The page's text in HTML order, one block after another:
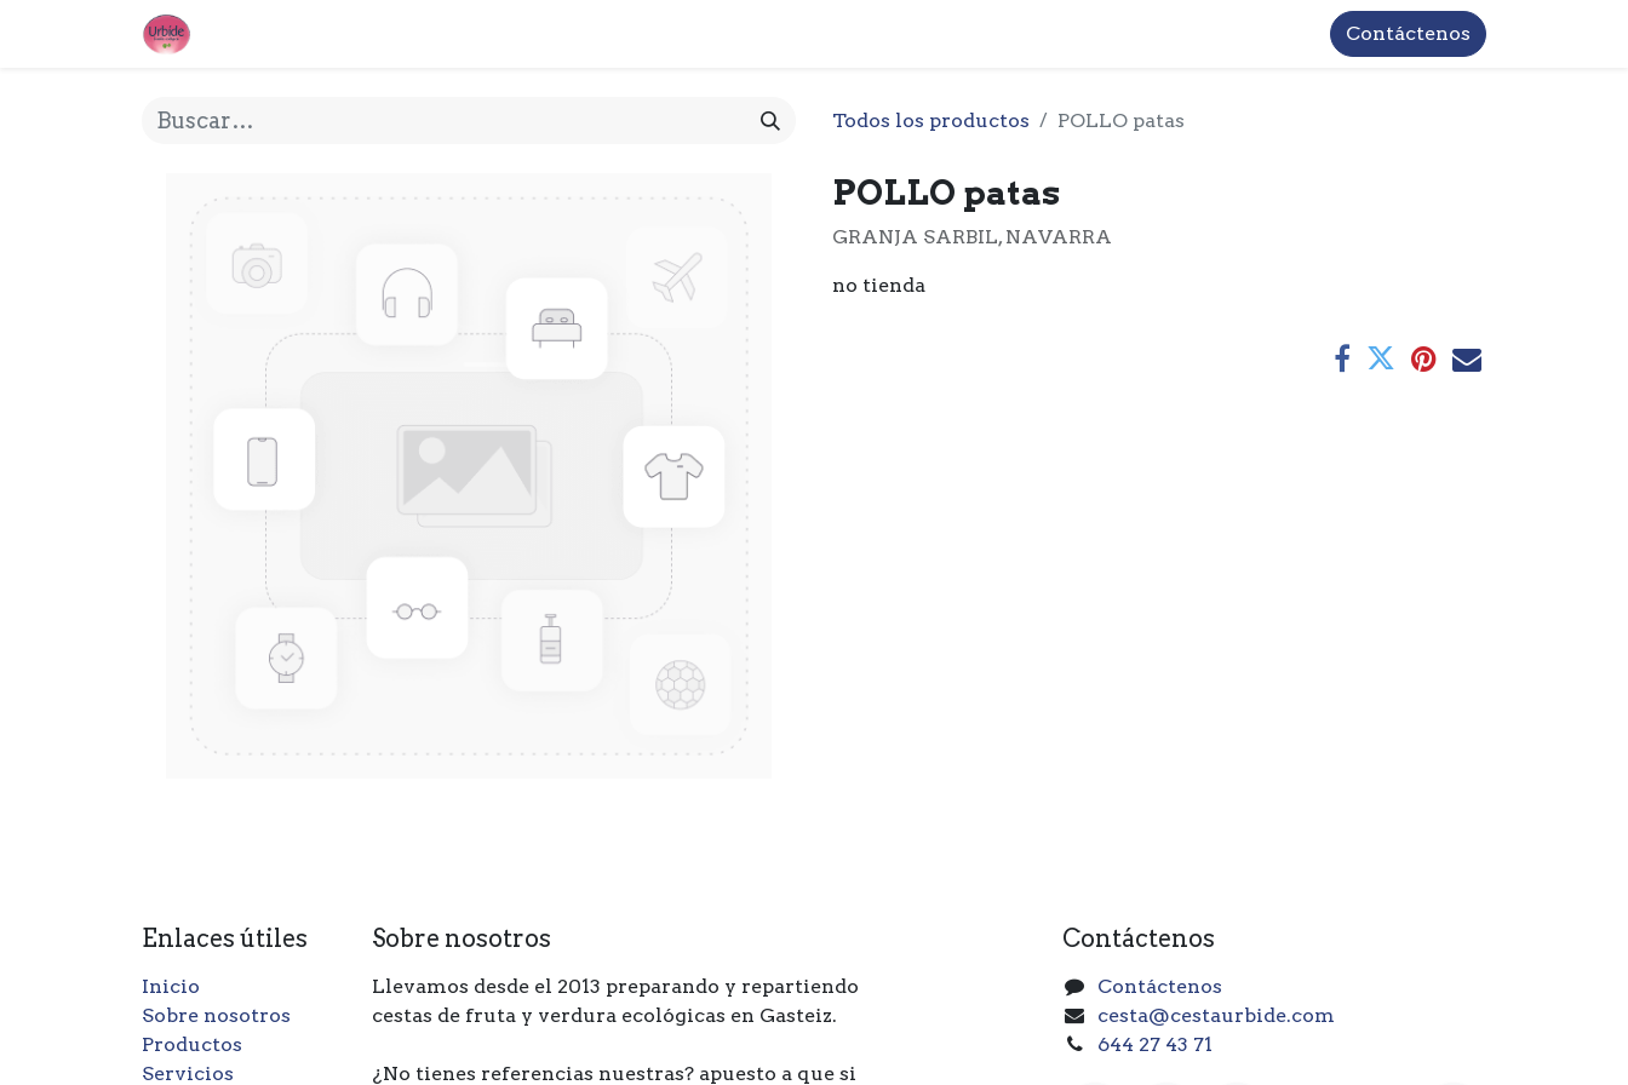
INFORMACIÓN BASICA LOPD
Contáctenos
Todos los productos POLLO patas
POLLO patas
GRANJA SARBIL, NAVARRA
no tienda
Enlaces útiles
Inicio
Sobre nosotros
Productos
Servicios
Sobre nosotros
Llevamos desde el 2013 preparando y repartiendo
cestas de fruta y verdura ecológicas en Gasteiz.
¿No tienes referencias nuestras? apuesto a que si
Contáctenos
Contáctenos
cesta@cestaurbide.com
644 27 43 71